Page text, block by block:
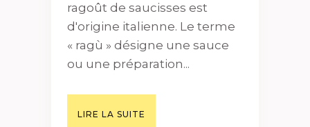
ragoût de saucisses est
d'origine italienne. Le terme
« ragù » désigne une sauce
ou une préparation...
LIRE LA SUITE